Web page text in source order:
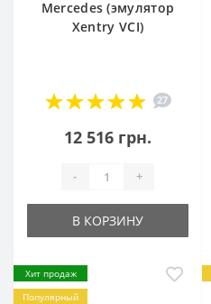
Mercedes (эмулятор
Xentry VCI)
27
12 516 грн.
- +
В КОРЗИНУ
Хит продаж
Популярный